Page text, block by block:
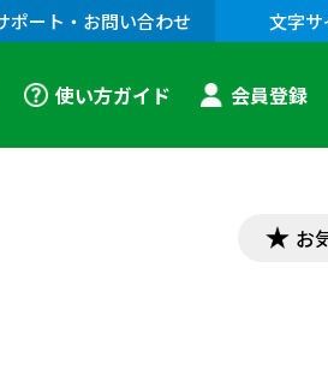
ポート・お問い合わせ 文字サ
使い方ガイド 会員登録
お